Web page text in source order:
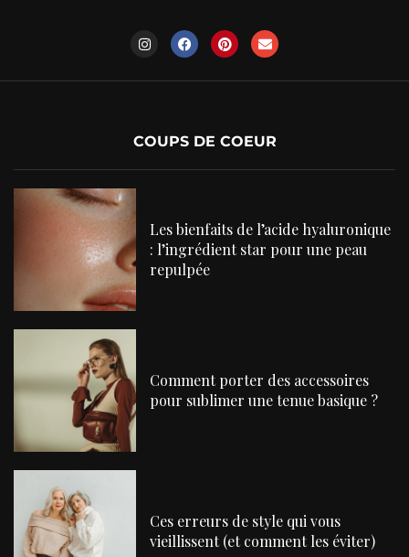
COUPS DE COEUR
Les bienfaits de l’acide hyaluronique
: l’ingrédient star pour une peau
repulpée
Comment porter des accessoires
pour sublimer une tenue basique ?
Ces erreurs de style qui vous
vieillissent (et comment les éviter)